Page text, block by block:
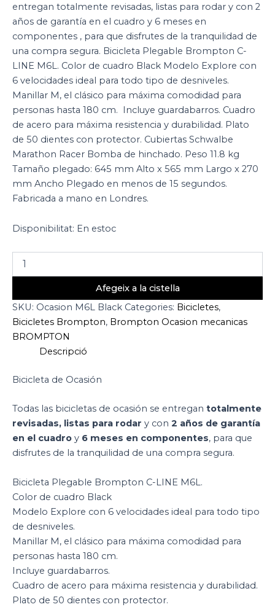
entregan totalmente revisadas, listas para rodar y con 2
años de garantía en el cuadro y 6 meses en
componentes , para que disfrutes de la tranquilidad de
una compra segura. Bicicleta Plegable Brompton C-
LINE M6L. Color de cuadro Black Modelo Explore con
6 velocidades ideal para todo tipo de desniveles.
Manillar M, el clásico para máxima comodidad para
personas hasta 180 cm. Incluye guardabarros. Cuadro
de acero para máxima resistencia y durabilidad. Plato
de 50 dientes con protector. Cubiertas Schwalbe
Marathon Racer Bomba de hinchado. Peso 11.8 kg
Tamaño plegado: 645 mm Alto x 565 mm Largo x 270
mm Ancho Plegado en menos de 15 segundos.
Fabricada a mano en Londres.
Disponibilitat: En estoc
Afegeix a la cistella
SKU: Ocasion M6L Black Categories: Bicicletes,
Bicicletes Brompton, Brompton Ocasion mecanicas
BROMPTON
Descripció
Bicicleta de Ocasión
Todas las bicicletas de ocasión se entregan totalmente
revisadas, listas para rodar y con 2 años de garantía
en el cuadro y 6 meses en componentes, para que
disfrutes de la tranquilidad de una compra segura.
Bicicleta Plegable Brompton C-LINE M6L.
Color de cuadro Black
Modelo Explore con 6 velocidades ideal para todo tipo
de desniveles.
Manillar M, el clásico para máxima comodidad para
personas hasta 180 cm.
Incluye guardabarros.
Cuadro de acero para máxima resistencia y durabilidad.
Plato de 50 dientes con protector.